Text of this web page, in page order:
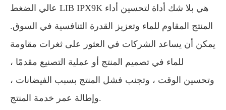
عالي الضغط LIB IPX9K هي بلا شك أداة لتحسين أداء
المنتج المقاوم للماء وتعزيز القدرة التنافسية في السوق.
يمكن أن يساعد الشركات في العثور على ثغرات مقاومة
للماء في تصميم المنتج أو عملية التصنيع مقدمًا ،
وتحسين الوقت ، وتجنب فشل المنتج بسبب الفيضانات ،
وإطالة عمر خدمة المنتج.